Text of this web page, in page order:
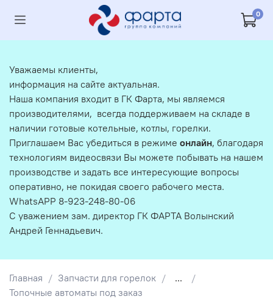
0
Главная Запчасти для горелок
...
Топочные автоматы под заказ
Уважаемы клиенты,
информация на сайте актуальная.
Наша компания входит в ГК Фарта, мы являемся
производителями, всегда поддерживаем на складе в
наличии готовые котельные, котлы, горелки.
Приглашаем Вас убедиться в режиме онлайн, благодаря
технологиям видеосвязи Вы можете побывать на нашем
производстве и задать все интересующие вопросы
оперативно, не покидая своего рабочего места.
WhatsAPP 8-923-248-80-06
С уважением зам. директор ГК ФАРТА Волынский
Андрей Геннадьевич.